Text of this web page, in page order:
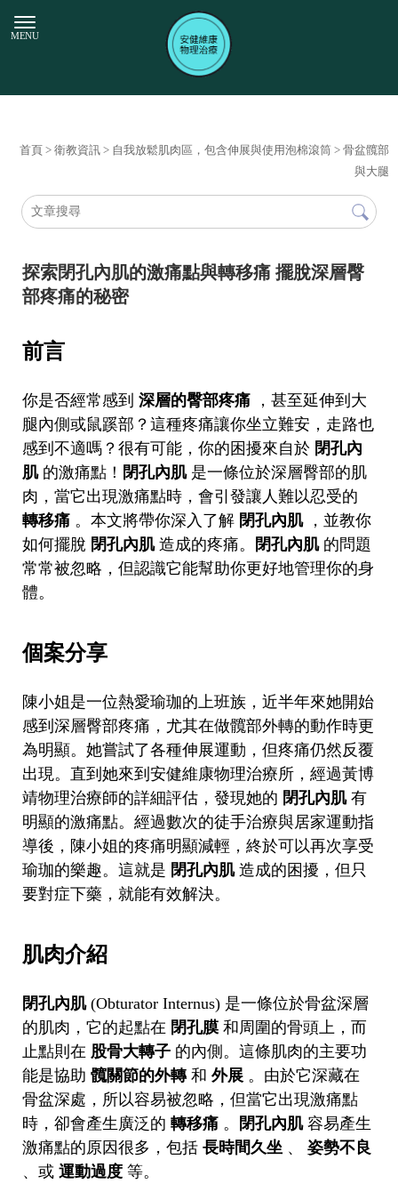
首頁 > 衛教資訊 > 自我放鬆肌肉區，包含伸展與使用泡棉滾筒 > 骨盆髖部
與大腿
探索閉孔內肌的激痛點與轉移痛 擺脫深層臀
部疼痛的秘密
前言
你是否經常感到深層的臀部疼痛 ，甚至延伸到大
腿內側或鼠蹊部？這種疼痛讓你坐立難安，走路也
感到不適嗎？很有可能，你的困擾來自於 閉孔內
肌的激痛點！ 閉孔內肌是一條位於深層臀部的肌
肉，當它出現激痛點時，會引發讓人難以忍受的
轉移痛 。本文將帶你深入了解 閉孔內肌，並教你
如何擺脫 閉孔內肌造成的疼痛。 閉孔內肌的問題
常常被忽略，但認識它能幫助你更好地管理你的身
體。
個案分享
陳小姐是一位熱愛瑜珈的上班族，近半年來她開始
感到深層臀部疼痛，尤其在做髖部外轉的動作時更
為明顯。她嘗試了各種伸展運動，但疼痛仍然反覆
出現。直到她來到安健維康物理治療所，經過黃博
靖物理治療師的詳細評估，發現她的 閉孔內肌有
明顯的激痛點。經過數次的徒手治療與居家運動指
導後，陳小姐的疼痛明顯減輕，終於可以再次享受
瑜珈的樂趣。這就是 閉孔內肌造成的困擾，但只
要對症下藥，就能有效解決。
肌肉介紹
閉孔內肌(Obturator Internus) 是一條位於骨盆深層
的肌肉，它的起點在 閉孔膜 和周圍的骨頭上，而
止點則在 股骨大轉子 的內側。這條肌肉的主要功
能是協助髖關節的外轉和外展 。由於它深藏在
骨盆深處，所以容易被忽略，但當它出現激痛點
時，卻會產生廣泛的轉移痛 。 閉孔內肌容易產生
激痛點的原因很多，包括長時間久坐 、姿勢不良
、或運動過度 等。